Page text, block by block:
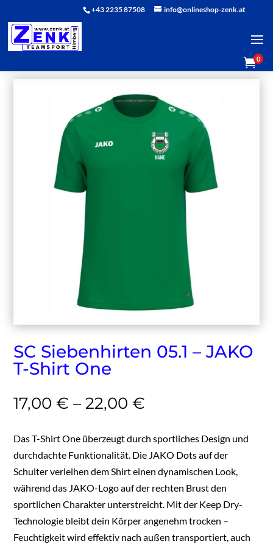
+43 2235 87508 info@onlineshop-zenk.at
0
SC Siebenhirten 05.1 – JAKO
T-Shirt One
17,00€ –22,00€
Das T-Shirt One überzeugt durch sportliches Design und
durchdachte Funktionalität. Die JAKO Dots auf der
Schulter verleihen dem Shirt einen dynamischen Look,
während das JAKO-Logo auf der rechten Brust den
sportlichen Charakter unterstreicht. Mit der Keep Dry-
Technologie bleibt dein Körper angenehm trocken –
Feuchtigkeit wird effektiv nach außen transportiert, auch